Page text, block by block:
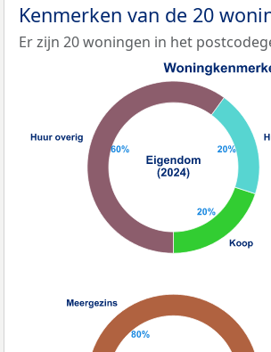
Kenmerken van de 20
Er zijn 20 woningen in het